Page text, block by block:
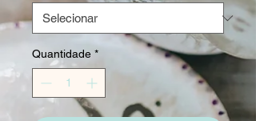
Quantidade *